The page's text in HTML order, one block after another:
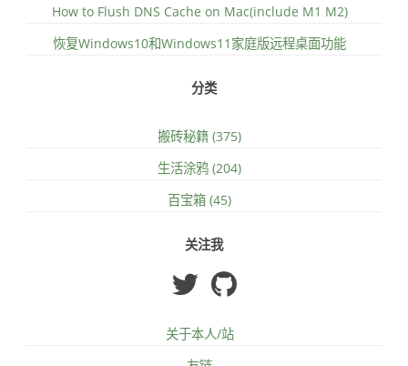
How to Flush DNS Cache on Mac(include M1 M2)
恢复Windows10和Windows11家庭版远程桌面功能
分类
搬砖秘籍 (375)
生活涂鸦 (204)
百宝箱 (45)
关注我
关于本人/站